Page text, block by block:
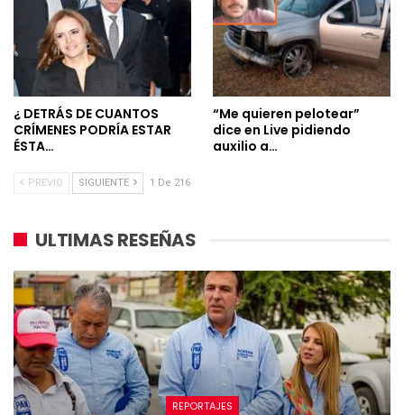
¿ DETRÁS DE CUANTOS
CRÍMENES PODRÍA ESTAR
ÉSTA…
“Me quieren pelotear”
dice en Live pidiendo
auxilio a…
PREVIO SIGUIENTE 1 De 216
ULTIMAS RESEÑAS
REPORTAJES